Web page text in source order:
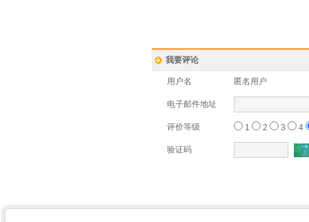
我要评论
用户名 匿名用户
电子邮件地址
评价等级 1 2 3 4
验证码